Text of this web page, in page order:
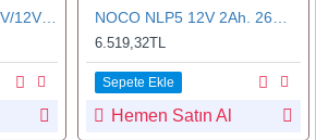
6.519,32TL
Sepete Ekle
Hemen Satın Al